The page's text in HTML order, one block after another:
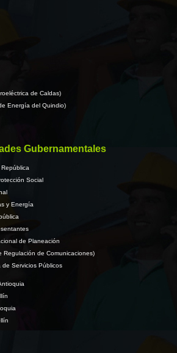
de Caldas)
Energía del Quindio)
Gubernamentales
Social
y Energía
de Planeación
Regulación de Comunicaciones)
Servicios Públicos